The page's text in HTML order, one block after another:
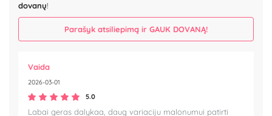
dovanų!
Parašyk atsiliepimą ir GAUK DOVANĄ!
Vaida
2026-03-01
5.0
Labai geras dalykaa, daug variaciju malonumui patirti